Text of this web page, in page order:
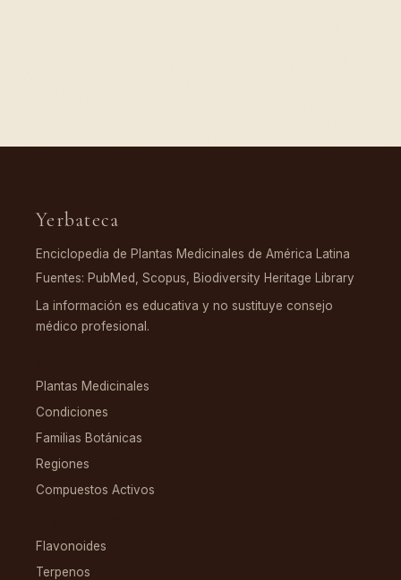
Yerbateca
Enciclopedia de Plantas Medicinales de América Latina
Fuentes: PubMed, Scopus, Biodiversity Heritage Library
La información es educativa y no sustituye consejo
médico profesional.
Plantas Medicinales
Condiciones
Familias Botánicas
Regiones
Compuestos Activos
Flavonoides
Terpenos